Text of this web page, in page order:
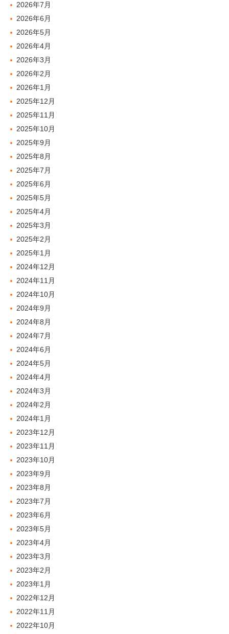
2026年7月
2026年6月
2026年5月
2026年4月
2026年3月
2026年2月
2026年1月
2025年12月
2025年11月
2025年10月
2025年9月
2025年8月
2025年7月
2025年6月
2025年5月
2025年4月
2025年3月
2025年2月
2025年1月
2024年12月
2024年11月
2024年10月
2024年9月
2024年8月
2024年7月
2024年6月
2024年5月
2024年4月
2024年3月
2024年2月
2024年1月
2023年12月
2023年11月
2023年10月
2023年9月
2023年8月
2023年7月
2023年6月
2023年5月
2023年4月
2023年3月
2023年2月
2023年1月
2022年12月
2022年11月
2022年10月